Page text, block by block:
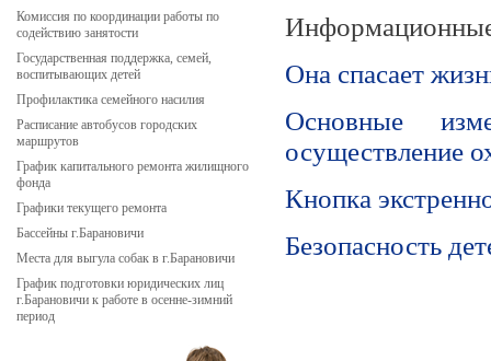
Комиссия по координации работы по
содействию занятости
Государственная поддержка, семей,
воспитывающих детей
Профилактика семейного насилия
Расписание автобусов городских
маршрутов
График капитального ремонта жилищного
фонда
Графики текущего ремонта
Бассейны г.Барановичи
Места для выгула собак в г.Барановичи
График подготовки юридических лиц
г.Барановичи к работе в осенне-зимний
период
Она спасает
Основные
осуществление
Кнопка
Безопасность